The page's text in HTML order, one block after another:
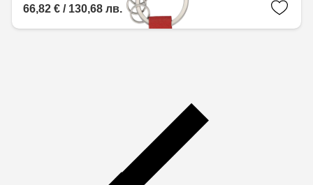
66,82 € / 130,68 лв.